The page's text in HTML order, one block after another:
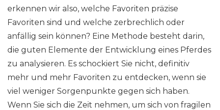
erkennen wir also, welche Favoriten präzise
Favoriten sind und welche zerbrechlich oder
anfällig sein können? Eine Methode besteht darin,
die guten Elemente der Entwicklung eines Pferdes
zu analysieren. Es schockiert Sie nicht, definitiv
mehr und mehr Favoriten zu entdecken, wenn sie
viel weniger Sorgenpunkte gegen sich haben.
Wenn Sie sich die Zeit nehmen, um sich von fragilen